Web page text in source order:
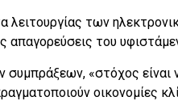
λειτουργίας των
απαγορεύσεις του
«στόχος είναι
οικονομίες